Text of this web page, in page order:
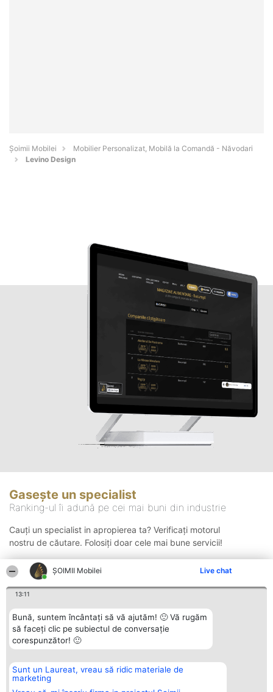
ȘOIMII Mobilei Live chat
13:11
Bună, suntem încântați să vă ajutăm! 🙂 Vă rugăm
să faceți clic pe subiectul de conversație
corespunzător! 🙂
Sunt un Laureat, vreau să ridic materiale de
marketing
Șoimii Mobilei
Mobilier Personalizat, Mobilă la Comandă - Năvodari
Levino Design
Gasește un specialist
Ranking-ul îi adună pe cei mai buni din industrie
Cauți un specialist in apropierea ta? Verificați motorul
nostru de căutare. Folosiți doar cele mai bune servicii!
Organizator Ranking
BRIGHT SOLUTIONS BR SRL
Aleea Timisul De Sus 2 Bl. A30
Plebiscyt
Lista Tuturor
Contact